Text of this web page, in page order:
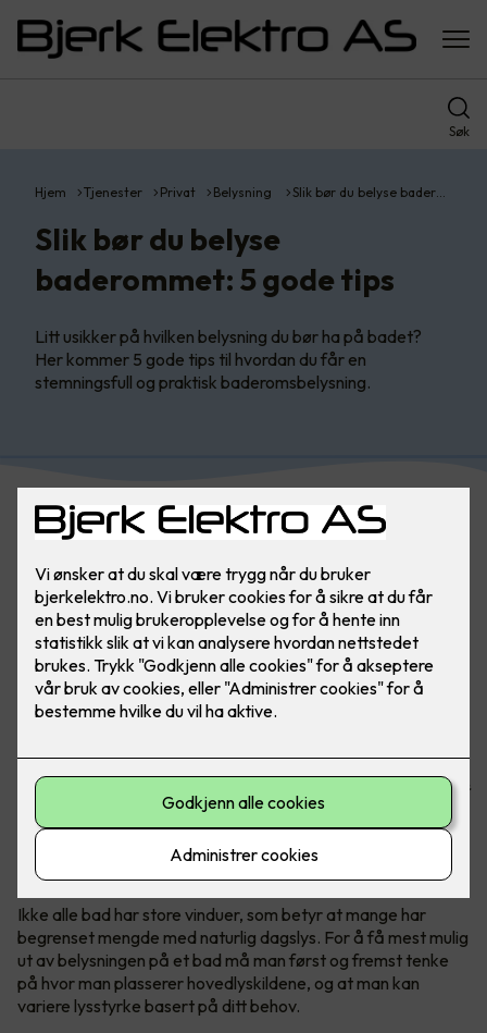
Søk
Hjem Tjenester Privat Belysning Slik bør du belyse bader…
Slik bør du belyse
baderommet: 5 gode tips
Litt usikker på hvilken belysning du bør ha på badet?
Her kommer 5 gode tips til hvordan du får en
stemningsfull og praktisk baderomsbelysning.
badet. I tillegg kan belysning heve det stilmessige uttrykket
1. Bruk dimbare downlights i taket
Ikke alle bad har store vinduer, som betyr at mange har
begrenset mengde med naturlig dagslys. For å få mest mulig
ut av belysningen på et bad må man først og fremst tenke
på hvor man plasserer hovedlyskildene, og at man kan
variere lysstyrke basert på ditt behov.